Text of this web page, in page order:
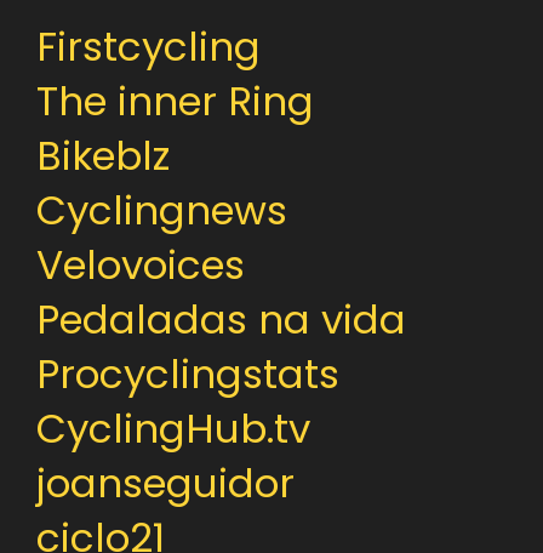
Firstcycling
The inner Ring
Bikeblz
Cyclingnews
Velovoices
Pedaladas na vida
Procyclingstats
CyclingHub.tv
joanseguidor
ciclo21